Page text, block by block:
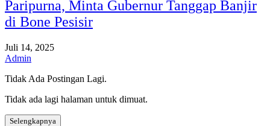
Paripurna, Minta Gubernur Tanggap Banjir
di Bone Pesisir
Juli 14, 2025
Admin
Tidak Ada Postingan Lagi.
Tidak ada lagi halaman untuk dimuat.
Selengkapnya